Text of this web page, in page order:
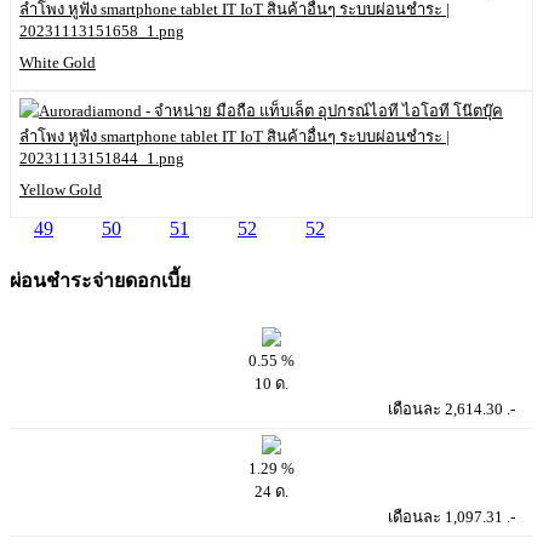
White Gold
Yellow Gold
49 50 51 52 52
ผ่อนชำระจ่ายดอกเบี้ย
0.55 %
10 ด.
เดือนละ 2,614.30 .-
1.29 %
24 ด.
เดือนละ 1,097.31 .-